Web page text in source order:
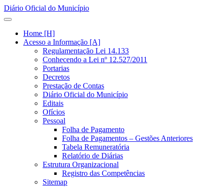
Diário Oficial do Município
Home [H]
Acesso a Informação [A]
Regulamentação Lei 14.133
Conhecendo a Lei nº 12.527/2011
Portarias
Decretos
Prestação de Contas
Diário Oficial do Município
Editais
Ofícios
Pessoal
Folha de Pagamento
Folha de Pagamentos – Gestões Anteriores
Tabela Remuneratória
Relatório de Diárias
Estrutura Organizacional
Registro das Competências
Sitemap